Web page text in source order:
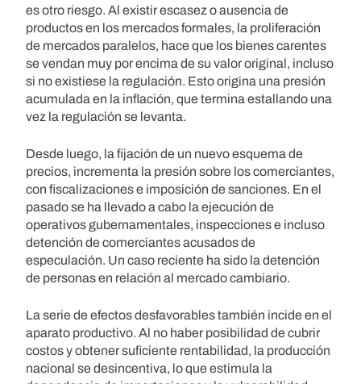
es otro riesgo. Al existir escasez o ausencia de
productos en los mercados formales, la proliferación
de mercados paralelos, hace que los bienes carentes
se vendan muy por encima de su valor original, incluso
si no existiese la regulación. Esto origina una presión
acumulada en la inflación, que termina estallando una
vez la regulación se levanta.
Desde luego, la fijación de un nuevo esquema de
precios, incrementa la presión sobre los comerciantes,
con fiscalizaciones e imposición de sanciones. En el
pasado se ha llevado a cabo la ejecución de
operativos gubernamentales, inspecciones e incluso
detención de comerciantes acusados de
especulación. Un caso reciente ha sido la detención
de personas en relación al mercado cambiario.
La serie de efectos desfavorables también incide en el
aparato productivo. Al no haber posibilidad de cubrir
costos y obtener suficiente rentabilidad, la producción
nacional se desincentiva, lo que estimula la